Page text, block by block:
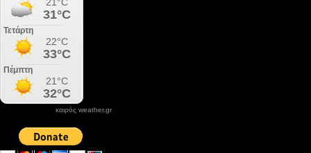
καιρός weather.gr